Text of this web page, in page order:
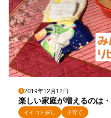
2019年12月12日
楽しい家庭が増えるのは
イイコト探し 子育て